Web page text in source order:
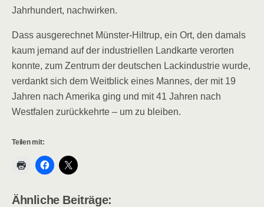
Jahrhundert, nachwirken.
Dass ausgerechnet Münster-Hiltrup, ein Ort, den damals
kaum jemand auf der industriellen Landkarte verorten
konnte, zum Zentrum der deutschen Lackindustrie wurde,
verdankt sich dem Weitblick eines Mannes, der mit 19
Jahren nach Amerika ging und mit 41 Jahren nach
Westfalen zurückkehrte – um zu bleiben.
Teilen mit:
Ähnliche Beiträge: